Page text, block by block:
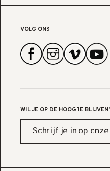
VOLG ONS
WIL JE OP DE HOOGTE
Schrijf je in op